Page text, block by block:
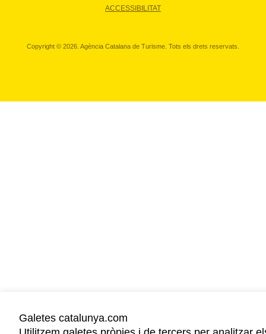
ACCESSIBILITAT
Copyright © 2026. Agència Catalana de Turisme. Tots els drets reservats.
Galetes catalunya.com